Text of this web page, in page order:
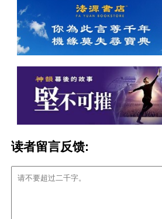
读者留言反馈: